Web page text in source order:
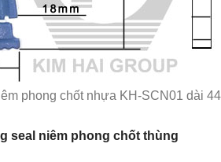
chốt nhựa KH-SCN01 dài
seal niêm phong chốt thùng